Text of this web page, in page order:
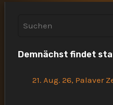
c
Demnächst findet
21. Aug. 26, Palaver